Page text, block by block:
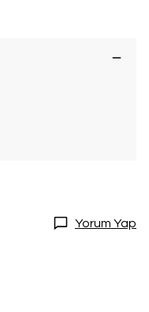
Yorum Yap